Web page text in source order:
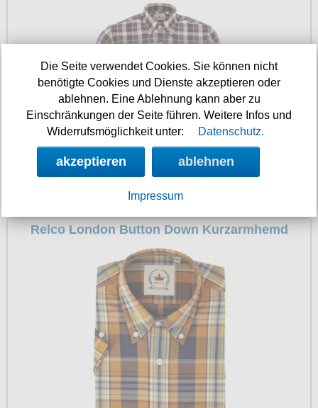
42.90 €
Relco London Button Down Kurzarmhemd
Die Seite verwendet Cookies. Sie können nicht
benötigte Cookies und Dienste akzeptieren oder
ablehnen. Eine Ablehnung kann aber zu
Einschränkungen der Seite führen. Weitere Infos und
Widerrufsmöglichkeit unter:
Datenschutz.
akzeptieren ablehnen
Impressum